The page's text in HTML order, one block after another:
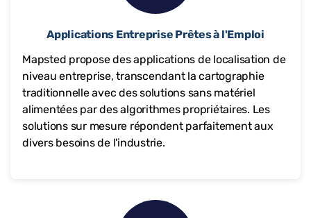
Applications Entreprise Prêtes à l'Emploi
Mapsted propose des applications de localisation de
niveau entreprise, transcendant la cartographie
traditionnelle avec des solutions sans matériel
alimentées par des algorithmes propriétaires. Les
solutions sur mesure répondent parfaitement aux
divers besoins de l'industrie.